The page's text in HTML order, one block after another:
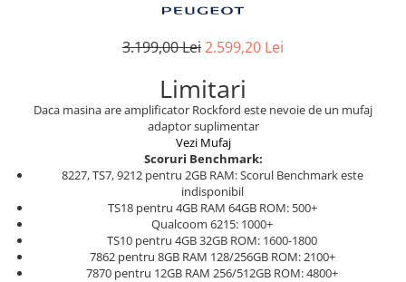
3.199,00 Lei2.599,20 Lei
Limitari
Daca masina are amplificator Rockford este nevoie de un mufaj
adaptor suplimentar
Vezi Mufaj
Scoruri Benchmark:
8227, TS7, 9212 pentru 2GB RAM: Scorul Benchmark este
indisponibil
TS18 pentru 4GB RAM 64GB ROM: 500+
Qualcoom 6215: 1000+
TS10 pentru 4GB 32GB ROM: 1600-1800
7862 pentru 8GB RAM 128/256GB ROM: 2100+
7870 pentru 12GB RAM 256/512GB ROM: 4800+